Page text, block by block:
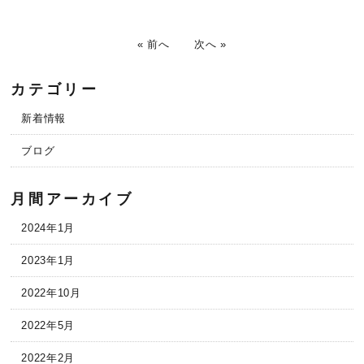
« 前へ 次へ »
カテゴリー
新着情報
ブログ
月間アーカイブ
2024年1月
2023年1月
2022年10月
2022年5月
2022年2月